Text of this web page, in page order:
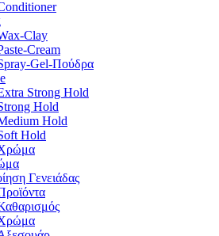
Clay
Cream
Gel-Πούδρα
Strong Hold
Hold
Hold
Hold
Γενειάδας